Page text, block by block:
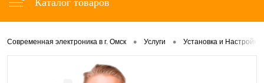
Каталог товаров
Современная электроника в г. Омск • Услуги • Установка и